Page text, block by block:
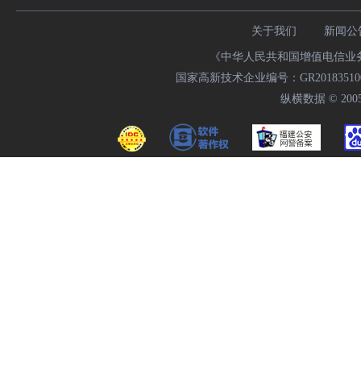
关于我们 新闻公
《中华人民共和国增值电信
国家高新技术企业编号：
纵横数据 ©